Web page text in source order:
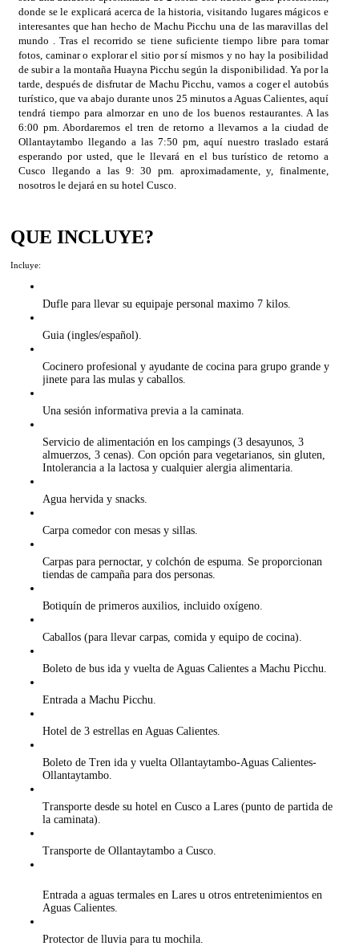
donde se le explicará acerca de la historia, visitando lugares mágicos e
interesantes que han hecho de Machu Picchu una de las maravillas del
mundo . Tras el recorrido se tiene suficiente tiempo libre para tomar
fotos, caminar o explorar el sitio por sí mismos y no hay la posibilidad
de subir a la montaña Huayna Picchu según la disponibilidad. Ya por la
tarde, después de disfrutar de Machu Picchu, vamos a coger el autobús
turístico, que va abajo durante unos 25 minutos a Aguas Calientes, aquí
tendrá tiempo para almorzar en uno de los buenos restaurantes. A las
6:00 pm. Abordaremos el tren de retorno a llevarnos a la ciudad de
Ollantaytambo llegando a las 7:50 pm, aquí nuestro traslado estará
esperando por usted, que le llevará en el bus turístico de retorno a
Cusco llegando a las 9: 30 pm. aproximadamente, y, finalmente,
nosotros le dejará en su hotel Cusco.
QUE INCLUYE?
Incluye:
Dufle para llevar su equipaje personal maximo 7 kilos.
Guia (ingles/español).
Cocinero profesional y ayudante de cocina para grupo grande y
jinete para las mulas y caballos.
Una sesión informativa previa a la caminata.
Servicio de alimentación en los campings (3 desayunos, 3
almuerzos, 3 cenas). Con opción para vegetarianos, sin gluten,
Intolerancia a la lactosa y cualquier alergia alimentaria.
Agua hervida y snacks.
Carpa comedor con mesas y sillas.
Carpas para pernoctar, y colchón de espuma. Se proporcionan
tiendas de campaña para dos personas.
Botiquín de primeros auxilios, incluido oxígeno.
Caballos (para llevar carpas, comida y equipo de cocina).
Boleto de bus ida y vuelta de Aguas Calientes a Machu Picchu.
Entrada a Machu Picchu.
Hotel de 3 estrellas en Aguas Calientes.
Boleto de Tren ida y vuelta Ollantaytambo-Aguas Calientes-
Ollantaytambo.
Transporte desde su hotel en Cusco a Lares (punto de partida de
la caminata).
Transporte de Ollantaytambo a Cusco.
Entrada a aguas termales en Lares u otros entretenimientos en
Aguas Calientes.
Protector de lluvia para tu mochila.